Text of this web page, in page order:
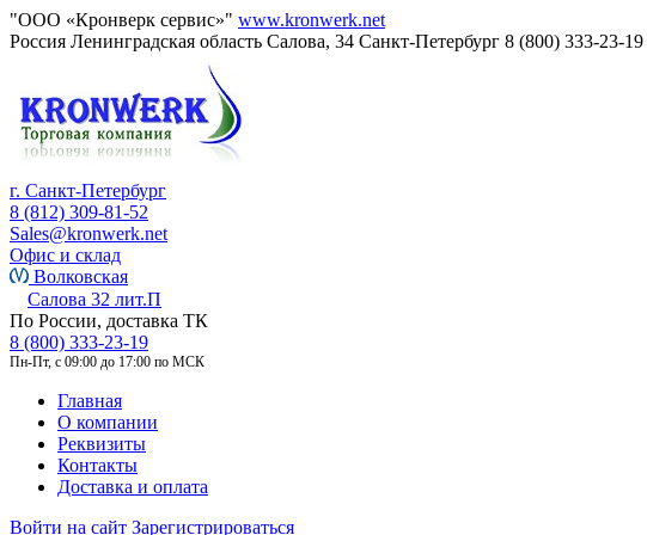
"ООО «Кронверк сервис»" www.kronwerk.net
Россия Ленинградская область Салова, 34 Санкт-Петербург 8 (800) 333-23-19
г. Санкт-Петербург
8 (812) 309-81-52
Sales@kronwerk.net
Офис и склад
Волковская
Салова 32 лит.П
По России, доставка ТК
8 (800) 333-23-19
Пн-Пт, с 09:00 до 17:00 по МСК
Главная
О компании
Реквизиты
Контакты
Доставка и оплата
Войти на сайт Зарегистрироваться